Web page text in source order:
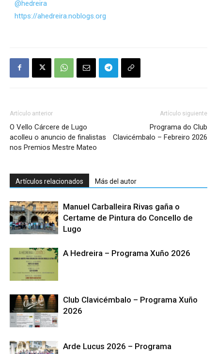
@hedreira
https://ahedreira.noblogs.org
Artículo anterior
O Vello Cárcere de Lugo
acolleu o anuncio de finalistas
nos Premios Mestre Mateo
Artículo siguiente
Programa do Club
Clavicémbalo – Febreiro 2026
Artículos relacionados Más del autor
Manuel Carballeira Rivas gaña o
Certame de Pintura do Concello de
Lugo
A Hedreira – Programa Xuño 2026
Club Clavicémbalo – Programa Xuño
2026
Arde Lucus 2026 – Programa